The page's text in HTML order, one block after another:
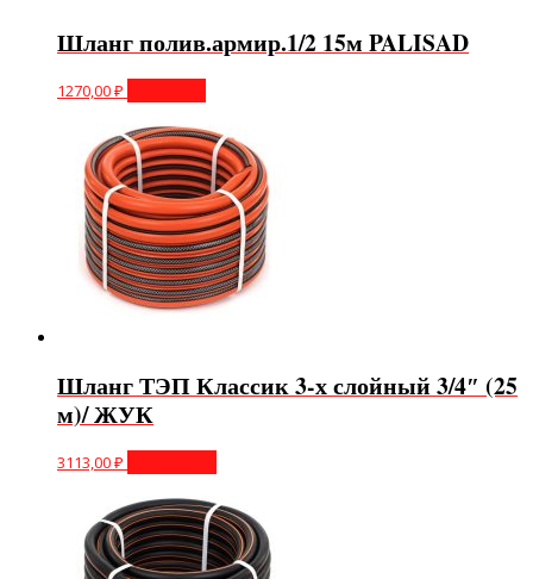
Шланг полив.армир.1/2 15м PALISAD
1270,00₽
Шланг ТЭП Классик 3-х слойный 3/4″ (25
м)/ ЖУК
3113,00₽